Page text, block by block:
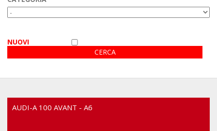
NUOVI
AUDI-A 100 AVANT - A6